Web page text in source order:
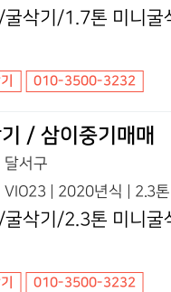
굴삭기/1.7톤 미니
010-3500-3232
/ 삼이중기매매
달서구
VIO23 | 2020년식 | 2.3톤
굴삭기/2.3톤 미니
010-3500-3232